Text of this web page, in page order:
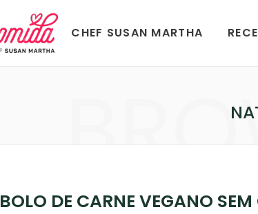
CHEF SUSAN MARTHA
BOLO DE CARNE VEGANO SEM